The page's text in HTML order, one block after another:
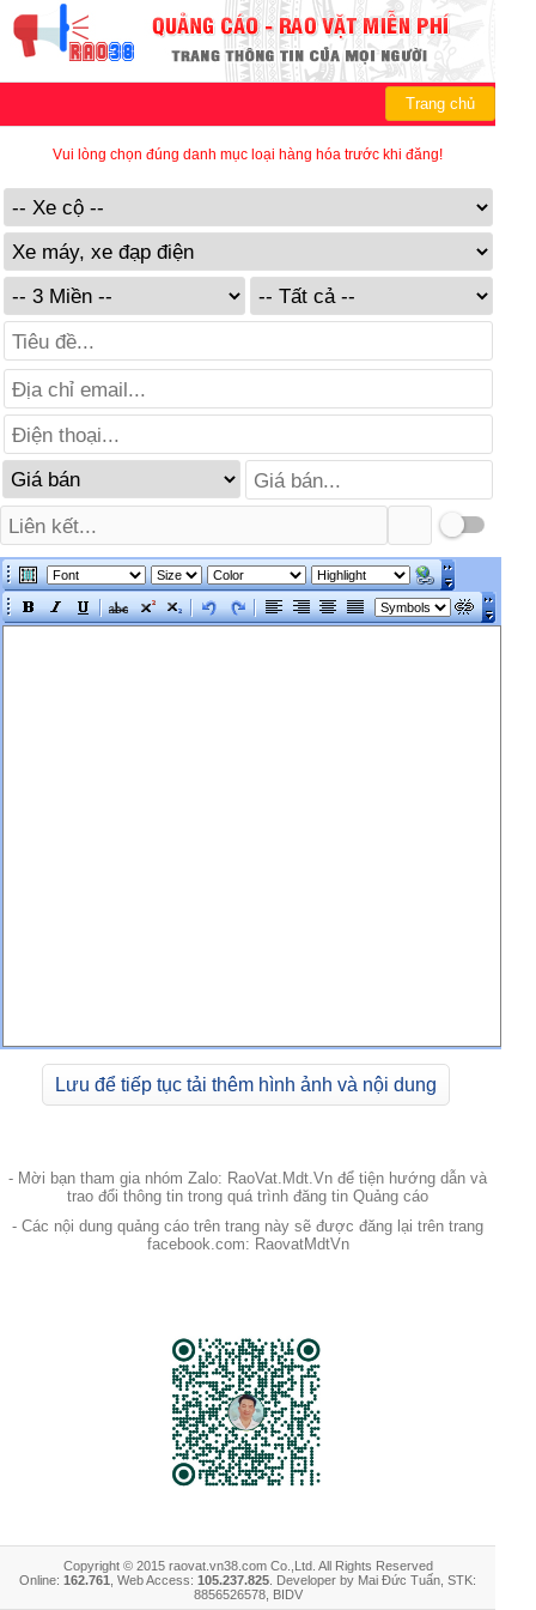
Trang chủ
Vui lòng chọn đúng danh mục loại hàng hóa trước khi đăng!
Lưu để tiếp tục tải thêm hình ảnh và nội dung
- Mời bạn tham gia nhóm Zalo: RaoVat.Mdt.Vn để tiện hướng dẫn và
trao đổi thông tin trong quá trình đăng tin Quảng cáo
- Các nội dung quảng cáo trên trang này sẽ được đăng lại trên trang
facebook.com: RaovatMdtVn
Copyright © 2015 raovat.vn38.com Co.,Ltd. All Rights Reserved
Online: 162.761 , Web Access: 105.237.825 . Developer by Mai Đức Tuấn, STK:
8856526578, BIDV